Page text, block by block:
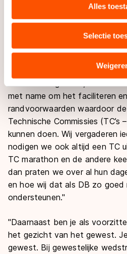
websiteverkeer te analyseren.
combineren met andere
verstrekt of die zij hebben
Sommige partners kunnen
landen buiten de EU, zoals de
adequaat beschermingsniveau
Door op ‘Toestaan’ te klikken,
overdracht. Meer informatie
Alles
Selectie
shorttrackwedstrijd op
weken geleden heb ik bij een
medailles uitgereikt."
Kunt u de taken van een
met name om het faciliteren
randvoorwaarden waardoor
Technische Commissies (TC’s
kunnen doen. Wij vergaderen
nodigen we ook altijd een TC
TC marathon en de andere
dan praten we over al hun
en hoe wij dat als DB zo goed
ondersteunen."
"Daarnaast ben je als
het gezicht van het gewest.
gewest. Bij gewestelijke